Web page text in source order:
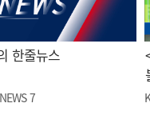
한줄뉴스
7